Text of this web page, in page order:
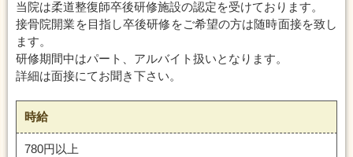
当院は柔道整復師卒後研修施設の認定を受けております。
接骨院開業を目指し卒後研修をご希望の方は随時面接を致し
ます。
研修期間中はパート、アルバイト扱いとなります。
詳細は面接にてお聞き下さい。
時給
780円以上